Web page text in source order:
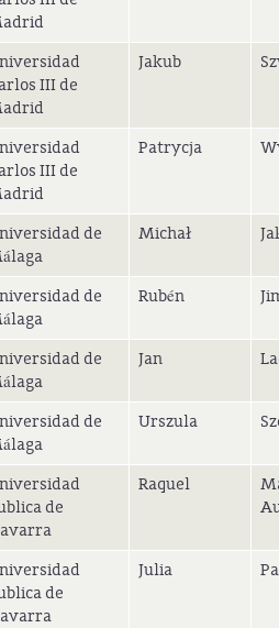
III de
Jakub
III de
Patrycja
de
Michał
de
Rubén
de
Jan
de
Urszula
de
Raquel
de
Julia